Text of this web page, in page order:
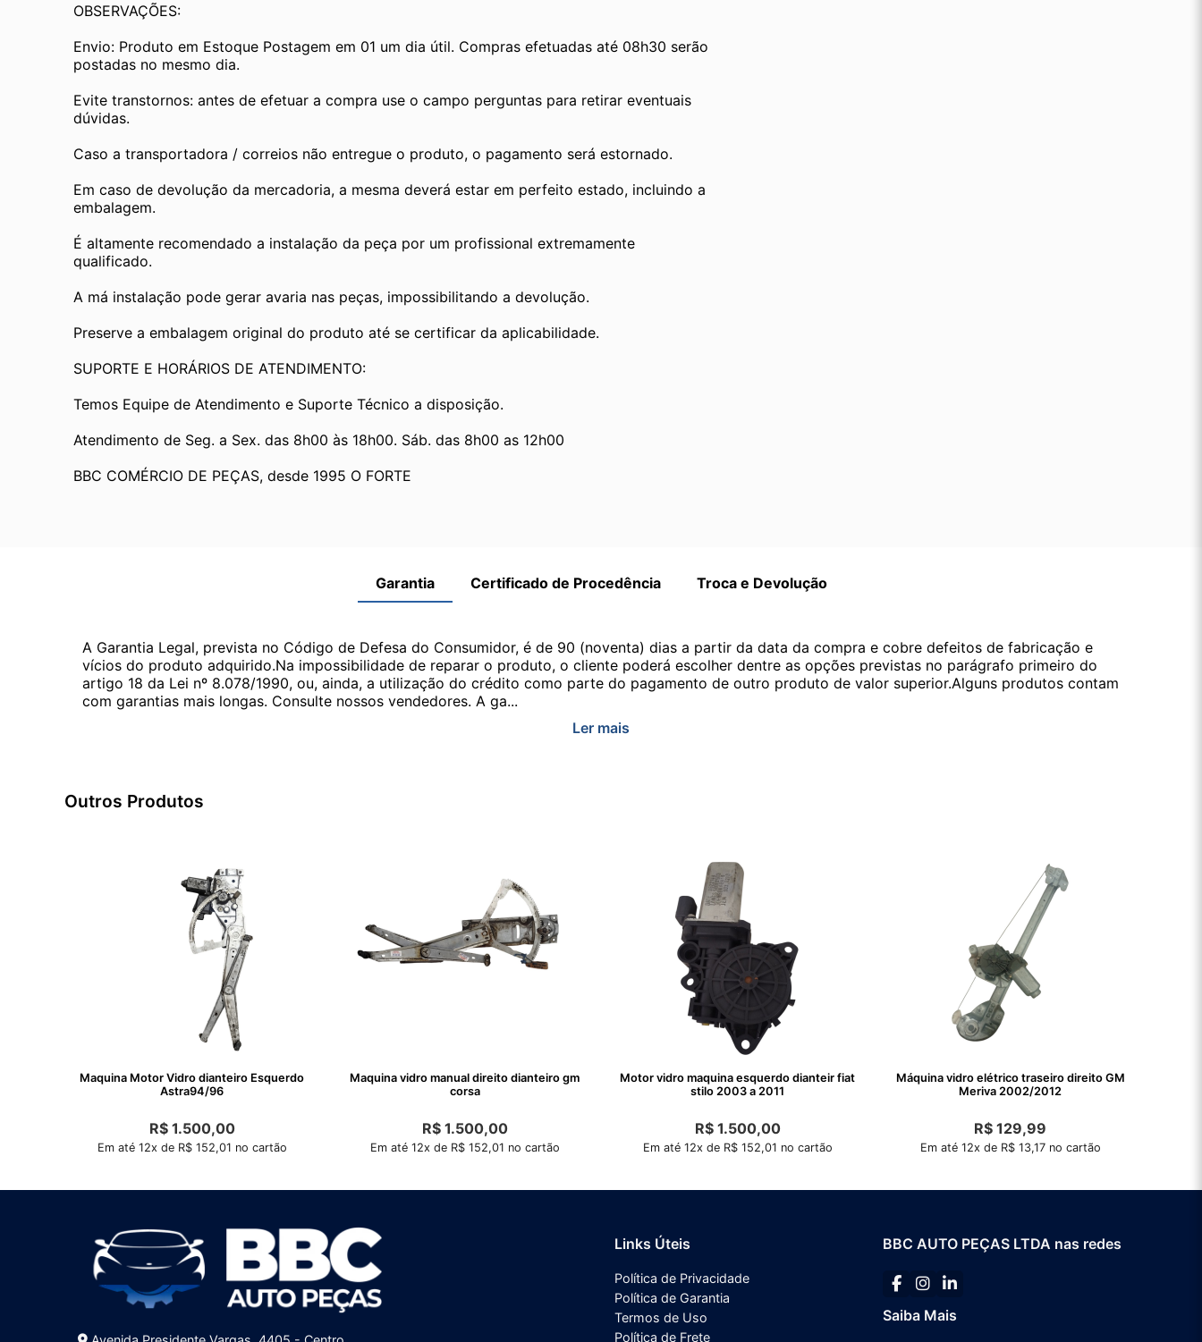
OBSERVAÇÕES:
Envio: Produto em Estoque Postagem em 01 um dia útil. Compras efetuadas até 08h30 serão
postadas no mesmo dia.
Evite transtornos: antes de efetuar a compra use o campo perguntas para retirar eventuais
dúvidas.
Caso a transportadora / correios não entregue o produto, o pagamento será estornado.
Em caso de devolução da mercadoria, a mesma deverá estar em perfeito estado, incluindo a
embalagem.
É altamente recomendado a instalação da peça por um profissional extremamente
qualificado.
A má instalação pode gerar avaria nas peças, impossibilitando a devolução.
Preserve a embalagem original do produto até se certificar da aplicabilidade.
SUPORTE E HORÁRIOS DE ATENDIMENTO:
Temos Equipe de Atendimento e Suporte Técnico a disposição.
Atendimento de Seg. a Sex. das 8h00 às 18h00. Sáb. das 8h00 as 12h00
BBC COMÉRCIO DE PEÇAS, desde 1995 O FORTE
Garantia Certificado de Procedência Troca e Devolução
A Garantia Legal, prevista no Código de Defesa do Consumidor, é de 90 (noventa) dias a partir da data da compra e cobre defeitos de fabricação e
vícios do produto adquirido.Na impossibilidade de reparar o produto, o cliente poderá escolher dentre as opções previstas no parágrafo primeiro do
artigo 18 da Lei nº 8.078/1990, ou, ainda, a utilização do crédito como parte do pagamento de outro produto de valor superior.Alguns produtos contam
com garantias mais longas. Consulte nossos vendedores. A ga...
Ler mais
Outros Produtos
Maquina Motor Vidro dianteiro Esquerdo
Astra94/96
R$1.500,00
Em até 12x de R$ 152,01 no cartão
Maquina vidro manual direito dianteiro gm
corsa
R$1.500,00
Em até 12x de R$ 152,01 no cartão
Motor vidro maquina esquerdo dianteir fiat
stilo 2003 a 2011
R$1.500,00
Em até 12x de R$ 152,01 no cartão
Máquina vidro elétrico traseiro direito GM
Meriva 2002/2012
R$ 129,99
Em até 12x de R$ 13,17 no cartão
Links Úteis
Política de Privacidade
Política de Garantia
Termos de Uso
Política de Frete
BBC AUTO PEÇAS LTDA nas redes
Saiba Mais